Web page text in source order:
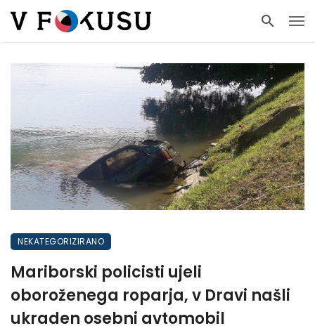
NEKATEGORIZIRANO
Mariborski policisti ujeli
oboroženega roparja, v Dravi našli
ukraden osebni avtomobil